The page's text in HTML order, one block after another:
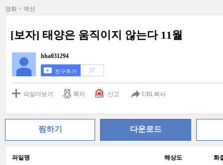
영화 > 액션
[보자] 태양은 움직이지 않는다 11월
hha031294
친구추가 37
파일더보기 쪽지 신고 URL복사
찜하기 다운로드
파일명 해상도 화